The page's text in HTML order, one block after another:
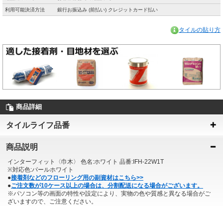
利用可能決済方法 銀行お振込み (前払い) クレジットカード払い
タイルの貼り方
商品詳細
タイルライフ品番
商品説明
インターフィット〈巾木〉 色名:ホワイト 品番:IFH-22W1T
※対応色:パールホワイト
●接着剤などのフローリング用の副資材はこちら>>
●ご注文数が10ケース以上の場合は、分割配送になる場合がございます。
※パソコン等の画面の特性や設定により、実物の色や質感と異なる場合がご
ざいますので、ご注意ください。